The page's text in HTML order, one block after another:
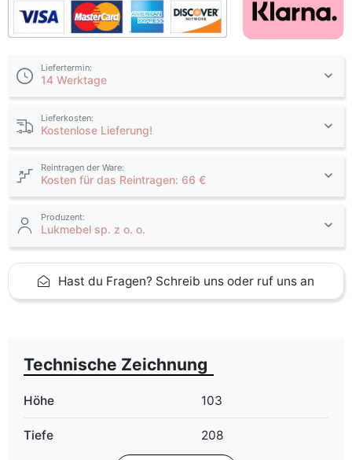
Liefertermin:
14 Werktage
Lieferkosten:
Kostenlose Lieferung!
Reintragen der Ware:
Kosten für das Reintragen: 66 €
Produzent:
Lukmebel sp. z o. o.
Hast du Fragen? Schreib uns oder ruf uns an
Technische Zeichnung
Höhe 103
Tiefe 208